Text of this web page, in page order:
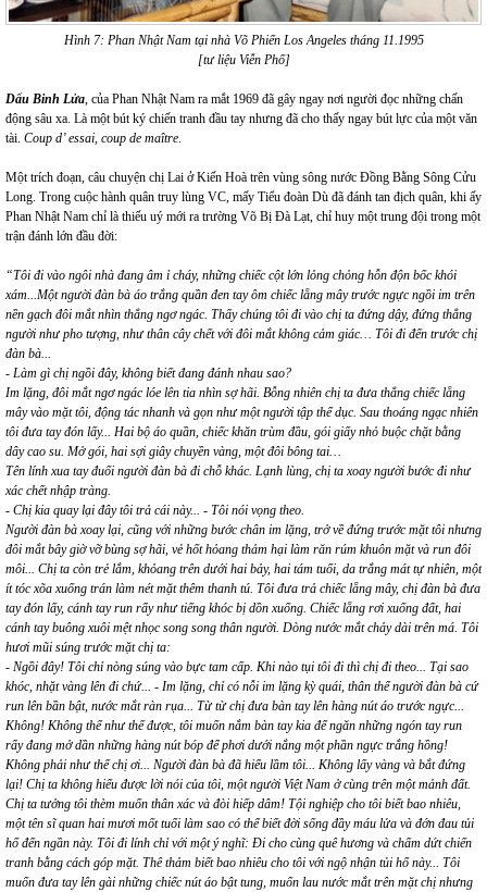
Hình 7: Phan Nhật Nam tại nhà Võ Phiến Los Angeles tháng 11.1995
[tư liệu Viễn Phố]
Dấu Binh Lửa , của Phan Nhật Nam ra mắt 1969 đã gây ngay nơi người đọc những chấn
động sâu xa. Là một bút ký chiến tranh đầu tay nhưng đã cho thấy ngay bút lực của một văn
tài. Coup d’ essai, coup de maître
Một trích đoạn, câu chuyện chị Lai ở Kiến Hoà trên vùng sông nước Đồng Bằng Sông Cửu
Long. Trong cuộc hành quân truy lùng VC, mấy Tiểu đoàn Dù đã đánh tan địch quân, khi ấy
Phan Nhật Nam chỉ là thiếu uý mới ra trường Võ Bị Đà Lạt, chỉ huy một trung đội trong một
trận đánh lớn đầu đời:
“Tôi đi vào ngôi nhà đang âm ỉ cháy, những chiếc cột lớn lỏng chỏng hỗn độn bốc khói
xám...Một người đàn bà áo trắng quần đen tay ôm chiếc lẵng mây trước ngực ngồi im trên
nền gạch đôi mắt nhìn thẳng ngơ ngác. Thấy chúng tôi đi vào chị ta đứng dậy, đứng thẳng
người như pho tượng, như thân cây chết với đôi mắt không cảm giác… Tôi đi đến trước chị
đàn bà...
- Làm gì chị ngồi đây, không biết đang đánh nhau sao?
Im lặng, đôi mắt ngơ ngác lóe lên tia nhìn sợ hãi. Bỗng nhiên chị ta đưa thẳng chiếc lẵng
mây vào mặt tôi, động tác nhanh và gọn như một người tập thể dục. Sau thoáng ngạc nhiên
tôi đưa tay đón lấy... Hai bộ áo quần, chiếc khăn trùm đầu, gói giấy nhỏ buộc chặt bằng
dây cao su. Mở gói, hai sợi giây chuyền vàng, một đôi bông tai…
Tên lính xua tay đuổi người đàn bà đi chỗ khác. Lạnh lùng, chị ta xoay người bước đi như
xác chết nhập tràng.
- Chị kia quay lại đây tôi trả cái này... - Tôi nói vọng theo.
Người đàn bà xoay lại, cũng với những bước chân im lặng, trở về đứng trước mặt tôi nhưng
đôi mắt bây giờ vỡ bùng sợ hãi, vẻ hốt hỏang thảm hại làm răn rúm khuôn mặt và run đôi
môi... Chị ta còn trẻ lắm, khỏang trên dưới hai bảy, hai tám tuổi, da trắng mát tự nhiên, một
ít tóc xõa xuống trán làm nét mặt thêm thanh tú. Tôi đưa trả chiếc lẵng mây, chị đàn bà đưa
tay đón lấy, cánh tay run rẩy như tiếng khóc bị dồn xuống. Chiếc lẵng rơi xuống đất, hai
cánh tay buông xuôi mệt nhọc song song thân người. Dòng nước mắt chảy dài trên má. Tôi
hươi mũi súng trước mặt chị ta:
- Ngồi đây! Tôi chỉ nòng súng vào bực tam cấp. Khi nào tụi tôi đi thì chị đi theo... Tại sao
khóc, nhặt vàng lên đi chứ... - Im lặng, chỉ có nỗi im lặng kỳ quái, thân thể người đàn bà cứ
run lên bần bật, nước mắt ràn rụa... Từ từ chị đưa bàn tay lên hàng nút áo trước ngực...
Không! Không thể như thế được, tôi muốn nắm bàn tay kia để ngăn những ngón tay run
rẩy đang mở dần những hàng nút bóp để phơi dưới nắng một phần ngực trắng hồng!
Không phải như thế chị ơi... Người đàn bà đã hiểu lầm tôi... Không lấy vàng và bắt đứng
lại! Chị ta không hiểu được lời nói của tôi, một người Việt Nam ở cùng trên một mảnh đất.
Chị ta tưởng tôi thèm muốn thân xác và đòi hiếp dâm! Tội nghiệp cho tôi biết bao nhiêu,
một tên sĩ quan hai mươi mốt tuổi làm sao có thể biết đời sống đầy máu lửa và đớn đau tủi
hổ đến ngần này. Tôi đi lính chỉ với một ý nghĩ: Đi cho cùng quê hương và chấm dứt chiến
tranh bằng cách góp mặt. Thê thảm biết bao nhiêu cho tôi với ngộ nhận tủi hổ này... Tôi
muốn đưa tay lên gài những chiếc nút áo bật tung, muốn lau nước mắt trên mặt chị nhưng